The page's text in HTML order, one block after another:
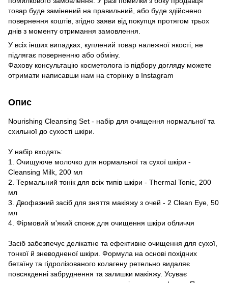
товар буде замінений на правильний, або буде здійснено
повернення коштів, згідно заяви від покупця протягом трьох
днів з моменту отримання замовлення.
У всіх інших випадках, куплений товар належної якості, не
підлягає поверненню або обміну.
Фахову консультацію косметолога із підбору догляду можете
отримати написавши нам на сторінку в Instagram
Опис
Nourishing Cleansing Set - набір для очищення нормальної та
схильної до сухості шкіри.
У набір входять:
1. Очищуюче молочко для нормальної та сухої шкіри -
Cleansing Milk, 200 мл
2. Термальний тонік для всіх типів шкіри - Thermal Tonic, 200
мл
3. Двофазний засіб для зняття макіяжу з очей - 2 Clean Eye, 50
мл
4. Фірмовий м'який спонж для очищення шкіри обличчя
Засіб забезпечує делікатне та ефективне очищення для сухої,
тонкої й зневодненої шкіри. Формула на основі похідних
бетаїну та гідролізованого колагену ретельно видаляє
повсякденні забруднення та залишки макіяжу. Усуває